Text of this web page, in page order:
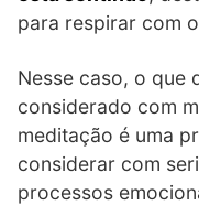
para respirar com
Nesse caso, o que
considerado com
meditação é uma
considerar com
processos